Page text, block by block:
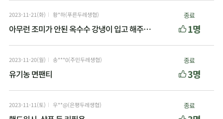
2023-11-21(화) 황*하(푸른두레생협)
아무런 조미가 안된 옥수수 강냉이 입고 해주세요.
종료
1명
2023-11-20(월) 송***0(주민두레생협)
유기농 면팬티
종료
3명
2023-11-11(토) 우**@(은평두레생협) 종료